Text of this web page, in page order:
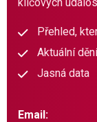
Přehled,
Aktuální dění
Jasná data
Email: